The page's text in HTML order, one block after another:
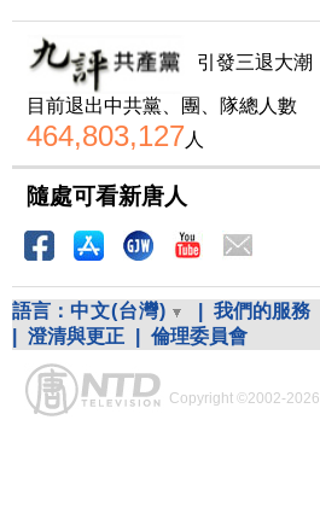
引發三退大潮
目前退出中共黨、團、隊總人數
464,803,127人
隨處可看新唐人
語言： 中文(台灣) 我們的服務
澄清與更正 倫理委員會
Copyright ©2002-2026